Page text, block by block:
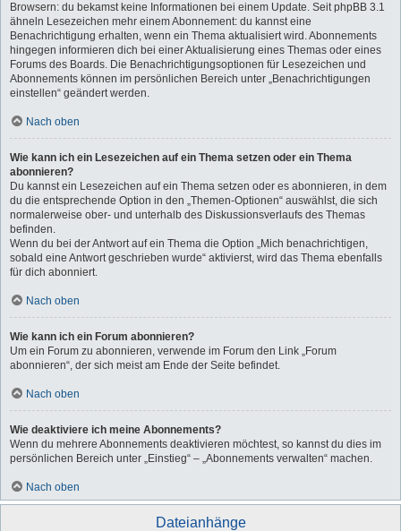
Browsern: du bekamst keine Informationen bei einem Update. Seit phpBB 3.1
ähneln Lesezeichen mehr einem Abonnement: du kannst eine
Benachrichtigung erhalten, wenn ein Thema aktualisiert wird. Abonnements
hingegen informieren dich bei einer Aktualisierung eines Themas oder eines
Forums des Boards. Die Benachrichtigungsoptionen für Lesezeichen und
Abonnements können im persönlichen Bereich unter „Benachrichtigungen
einstellen“ geändert werden.
Nach oben
Wie kann ich ein Lesezeichen auf ein Thema setzen oder ein Thema
abonnieren?
Du kannst ein Lesezeichen auf ein Thema setzen oder es abonnieren, in dem
du die entsprechende Option in den „Themen-Optionen“ auswählst, die sich
normalerweise ober- und unterhalb des Diskussionsverlaufs des Themas
befinden.
Wenn du bei der Antwort auf ein Thema die Option „Mich benachrichtigen,
sobald eine Antwort geschrieben wurde“ aktivierst, wird das Thema ebenfalls
für dich abonniert.
Nach oben
Wie kann ich ein Forum abonnieren?
Um ein Forum zu abonnieren, verwende im Forum den Link „Forum
abonnieren“, der sich meist am Ende der Seite befindet.
Nach oben
Wie deaktiviere ich meine Abonnements?
Wenn du mehrere Abonnements deaktivieren möchtest, so kannst du dies im
persönlichen Bereich unter „Einstieg“ – „Abonnements verwalten“ machen.
Nach oben
Dateianhänge